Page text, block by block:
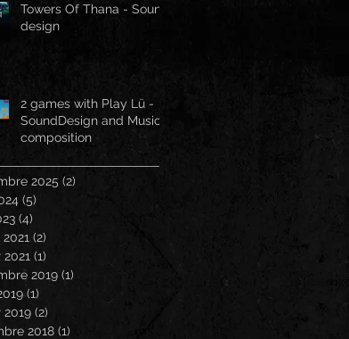
Towers Of Thana - Sound
design
2 games with Play Lü -
SoundDesign and Music
composition
2025 (2)
(5)
(4)
(2)
(1)
2019 (1)
(1)
2019 (2)
2018 (1)